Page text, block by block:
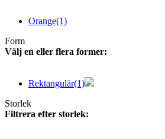
Orange(1)
Form
Välj en eller flera former:
Rektangulär(1)
Storlek
Filtrera efter storlek: